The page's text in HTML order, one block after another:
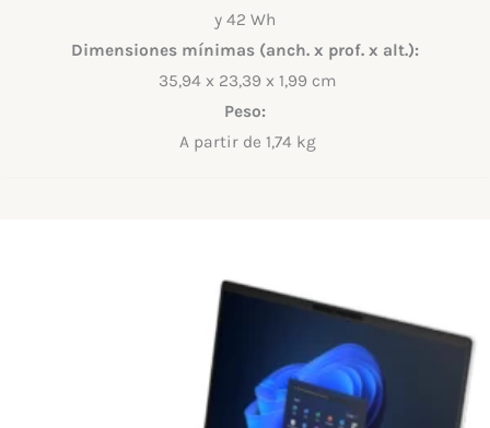
y 42 Wh
Dimensiones mínimas (anch. x prof. x alt.):
35,94 x 23,39 x 1,99 cm
Peso:
A partir de 1,74 kg